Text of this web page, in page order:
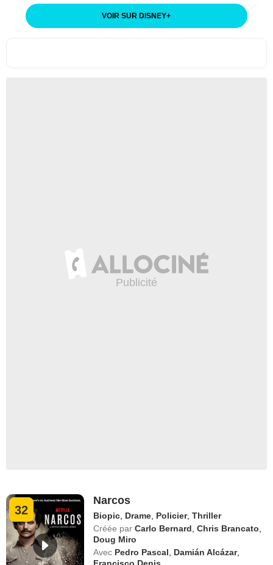
VOIR SUR DISNEY+
32
Narcos
Biopic Drame Policier,Thriller
Créée par Carlo Bernard ,Chris Brancato
Doug Miro
Avec Pedro Pascal Damián Alcázar,